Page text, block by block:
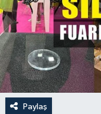
Paylaş